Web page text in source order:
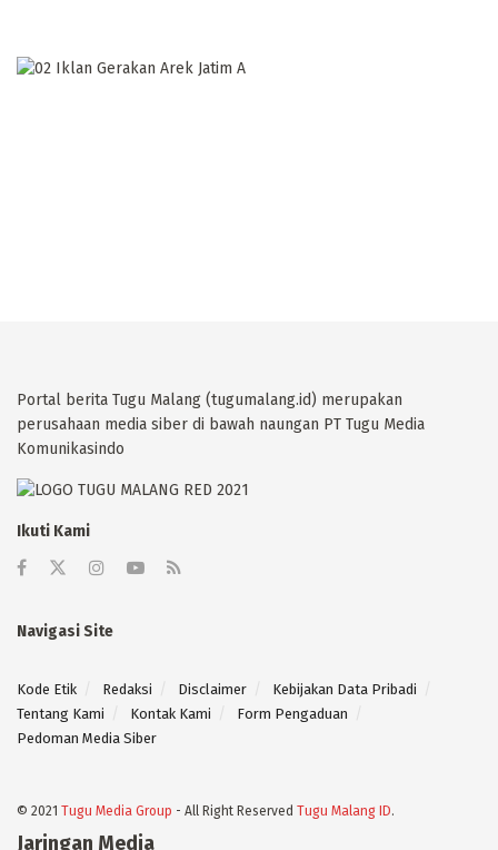
Portal berita Tugu Malang (tugumalang.id) merupakan
perusahaan media siber di bawah naungan PT Tugu Media
Komunikasindo
Ikuti Kami
Navigasi Site
Kode Etik Redaksi Disclaimer
Kebijakan Data Pribadi
Tentang Kami
Kontak Kami
Form Pengaduan
Pedoman Media Siber
© 2021 Tugu Media Group - All Right Reserved Tugu Malang ID.
Jaringan Media